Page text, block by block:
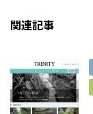
関連記事